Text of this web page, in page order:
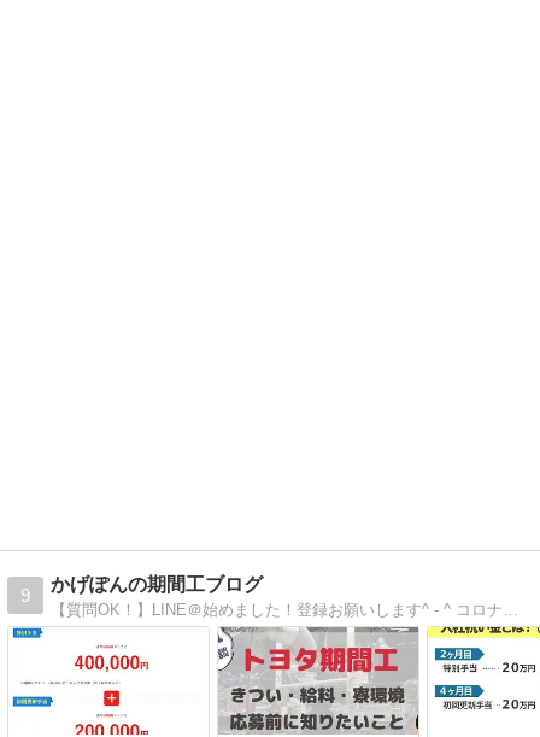
9
かげぽんの期間工ブログ
【質問OK！】LINE＠始めました！登録お願いします^ - ^ コロナ情報あり